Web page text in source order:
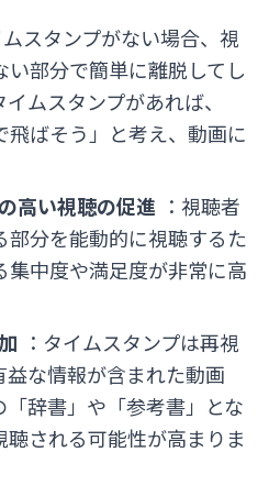
ムスタンプがない場合、視
部分で簡単に離脱してし
ムスタンプがあれば、
飛ばそう」と考え、動画に
高い視聴の促進 ：視聴者
部分を能動的に視聴するた
集中度や満足度が非常に高
：タイムスタンプは再視
な情報が含まれた動画
「辞書」や「参考書」とな
聴される可能性が高まりま